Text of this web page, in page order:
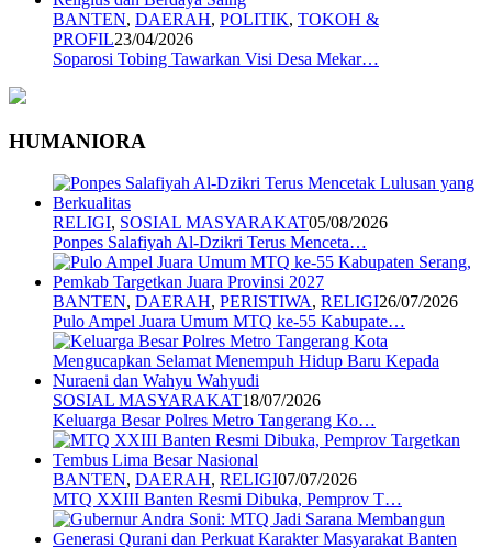
BANTEN, DAERAH, POLITIK, TOKOH &
PROFIL23/04/2026
Soparosi Tobing Tawarkan Visi Desa Mekar…
HUMANIORA
RELIGI, SOSIAL MASYARAKAT05/08/2026
Ponpes Salafiyah Al-Dzikri Terus Menceta…
BANTEN, DAERAH, PERISTIWA, RELIGI26/07/2026
Pulo Ampel Juara Umum MTQ ke-55 Kabupate…
SOSIAL MASYARAKAT18/07/2026
Keluarga Besar Polres Metro Tangerang Ko…
BANTEN, DAERAH, RELIGI07/07/2026
MTQ XXIII Banten Resmi Dibuka, Pemprov T…